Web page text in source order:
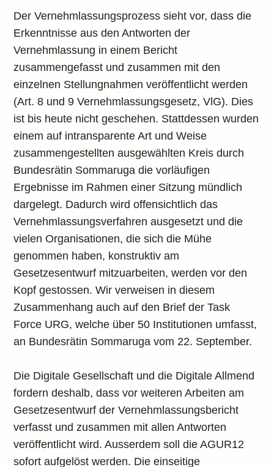
Der Vernehmlassungsprozess sieht vor, dass die
Erkenntnisse aus den Antworten der
Vernehmlassung in einem Bericht
zusammengefasst und zusammen mit den
einzelnen Stellungnahmen veröffentlicht werden
(Art. 8 und 9 Vernehmlassungsgesetz, VlG). Dies
ist bis heute nicht geschehen. Stattdessen wurden
einem auf intransparente Art und Weise
zusammengestellten ausgewählten Kreis durch
Bundesrätin Sommaruga die vorläufigen
Ergebnisse im Rahmen einer Sitzung mündlich
dargelegt. Dadurch wird offensichtlich das
Vernehmlassungsverfahren ausgesetzt und die
vielen Organisationen, die sich die Mühe
genommen haben, konstruktiv am
Gesetzesentwurf mitzuarbeiten, werden vor den
Kopf gestossen. Wir verweisen in diesem
Zusammenhang auch auf den Brief der Task
Force URG, welche über 50 Institutionen umfasst,
an Bundesrätin Sommaruga vom 22. September.
Die Digitale Gesellschaft und die Digitale Allmend
fordern deshalb, dass vor weiteren Arbeiten am
Gesetzesentwurf der Vernehmlassungsbericht
verfasst und zusammen mit allen Antworten
veröffentlicht wird. Ausserdem soll die AGUR12
sofort aufgelöst werden. Die einseitige